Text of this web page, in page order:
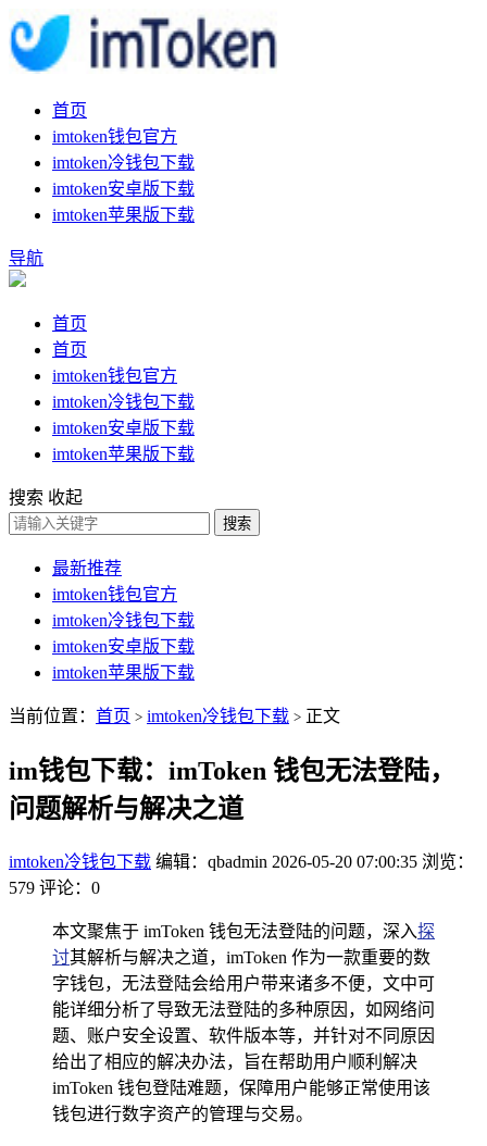
首页
imtoken钱包官方
imtoken冷钱包下载
imtoken安卓版下载
imtoken苹果版下载
导航
首页
首页
imtoken钱包官方
imtoken冷钱包下载
imtoken安卓版下载
imtoken苹果版下载
搜索 收起
搜索
最新推荐
imtoken钱包官方
imtoken冷钱包下载
imtoken安卓版下载
imtoken苹果版下载
当前位置： 首页 > imtoken冷钱包下载 > 正文
im钱包下载：imToken 钱包无法登陆，
问题解析与解决之道
imtoken冷钱包下载 编辑：qbadmin 2026-05-20 07:00:35 浏览：
579 评论：0
本文聚焦于 imToken 钱包无法登陆的问题，深入探
讨其解析与解决之道，imToken 作为一款重要的数
字钱包，无法登陆会给用户带来诸多不便，文中可
能详细分析了导致无法登陆的多种原因，如网络问
题、账户安全设置、软件版本等，并针对不同原因
给出了相应的解决办法，旨在帮助用户顺利解决
imToken 钱包登陆难题，保障用户能够正常使用该
钱包进行数字资产的管理与交易。